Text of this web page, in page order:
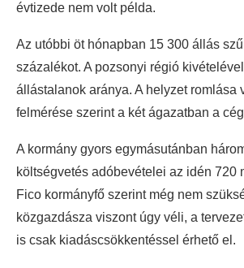
évtizede nem volt példa.
Az utóbbi öt hónapban 15 300 állás
százalékot. A pozsonyi régió
állástalanok aránya. A helyzet
felmérése szerint a két ágazatban a
A kormány gyors egymásutánban
költségvetés adóbevételei az idén 720
Fico kormányfő szerint még nem
közgazdásza viszont úgy véli, a
is csak kiadáscsökkentéssel érhető el.